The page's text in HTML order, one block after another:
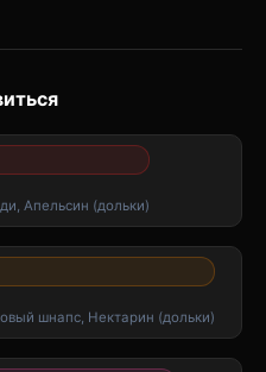
Апельсин (дольки)
шнапс, Нектарин (дольки)